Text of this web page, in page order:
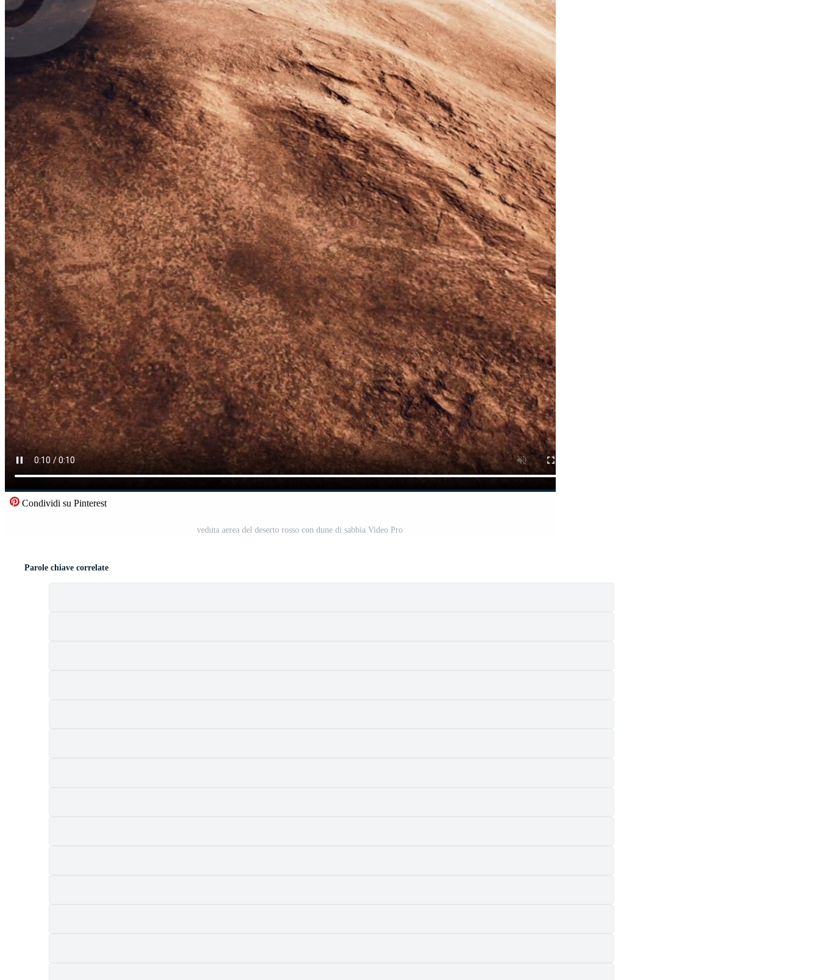
Condividi su Pinterest
veduta aerea del deserto rosso con dune di sabbia Video Pro
Parole chiave correlate